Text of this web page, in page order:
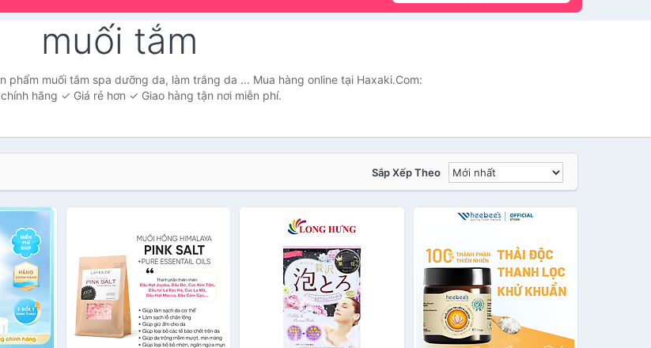
muối tắm
phẩm muối tắm spa dưỡng da, làm trắng da ... Mua hàng online tại Haxaki.Com:
hãng ✓ Giá rẻ hơn ✓ Giao hàng tận nơi miễn phí.
Sắp Xếp Theo